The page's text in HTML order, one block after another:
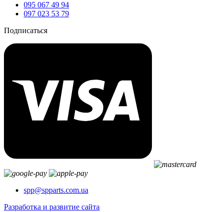
095 067 49 94
097 023 53 79
Подписаться
spp@spparts.com.ua
Разработка и развитие сайта